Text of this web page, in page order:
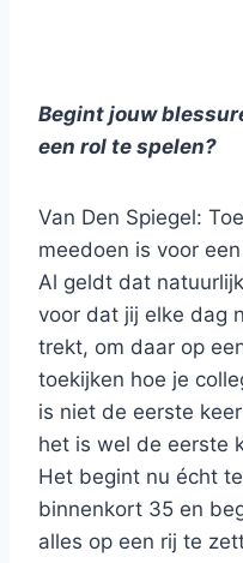
Begint jouw
een rol te spelen?
Van Den Spiegel:
meedoen is voor
Al geldt dat
voor dat jij elke dag
trekt, om daar op
toekijken hoe je
is niet de eerste
het is wel de eerste
Het begint nu écht
binnenkort 35 en
alles op een rij te